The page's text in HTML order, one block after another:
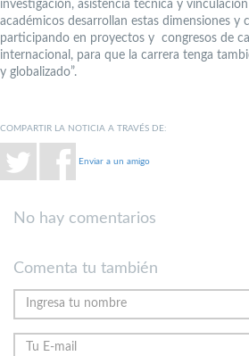
investigación, asistencia técnica y
académicos desarrollan estas dimensiones y
participando en proyectos y congresos de
internacional, para que la carrera tenga
y globalizado”.
COMPARTIR LA NOTICIA A TRAVÉS DE:
Enviar a un amigo
No hay comentarios
Comenta tu también